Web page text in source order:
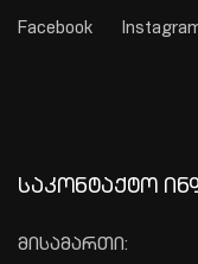
Facebook
ᲡᲐᲙᲝᲜᲢᲐᲥᲢᲝ
მისამართი: